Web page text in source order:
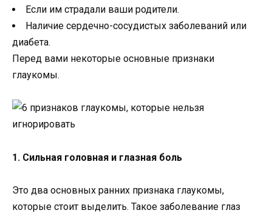
Если им страдали ваши родители.
Наличие сердечно-сосудистых заболеваний или
диабета.
Перед вами некоторые основные признаки
глаукомы.
1. Сильная головная и глазная боль
Это два основных ранних признака глаукомы,
которые стоит выделить. Такое заболевание глаз